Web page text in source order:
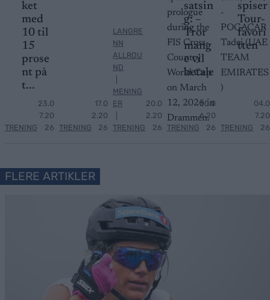
ket
med
10 til
15
prose
nt på
t...
TRENING
23.0
7.20
26 TRENING
17.0
2.20
26
LANGRE
NN
ALLROU
ND
MENING
ER
TRENING
20.0
2.20
26
satsin
g: –
Tror
mang
e vil
betale
TRENING
30.0
6.20
26
spiser
Tour-
favori
tten
TRENING
04.0
7.20
26
FLERE ARTIKLER